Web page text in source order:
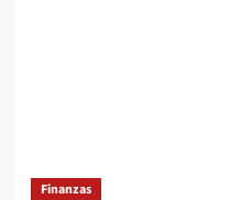
Finanzas